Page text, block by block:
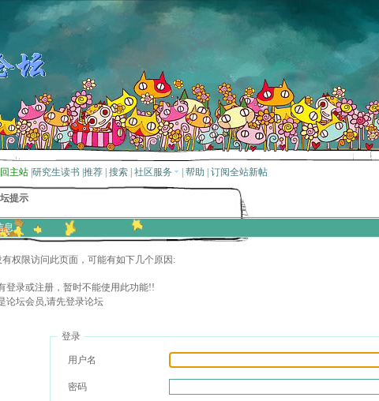
主站 研究生读书 推荐 搜索 社区服务 帮助 订阅全站新帖
提示
息
权限访问此页面，可能有如下几个原因:
登录或注册，暂时不能使用此功能!!
论坛会员,请先登录论坛
登录
用户名
密码